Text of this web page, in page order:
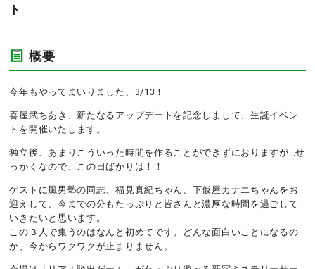
ト
概要
今年もやってまいりました、3/13！
喜屋武ちあき、新たなるアップデートを記念しまして、生誕イベン
トを開催いたします。
独立後、あまりこういった時間を作ることができずにおりますが…せ
っかくなので、この日ばかりは！！
ゲストに風男塾の同志、福見真紀ちゃん、下仮屋カナエちゃんをお
迎えして、今までの分もたっぷりと皆さんと濃厚な時間を過ごして
いきたいと思います。
この３人で集うのはなんと初めてです。どんな面白いことになるの
か、今からワクワクが止まりません。